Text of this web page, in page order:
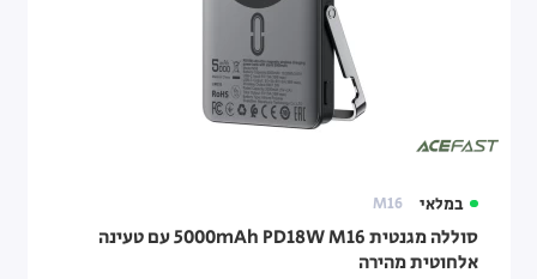
במלאי M16
סוללה מגנטית M16 ‏PD18W ‏5000mAh עם טעינה
אלחוטית מהירה